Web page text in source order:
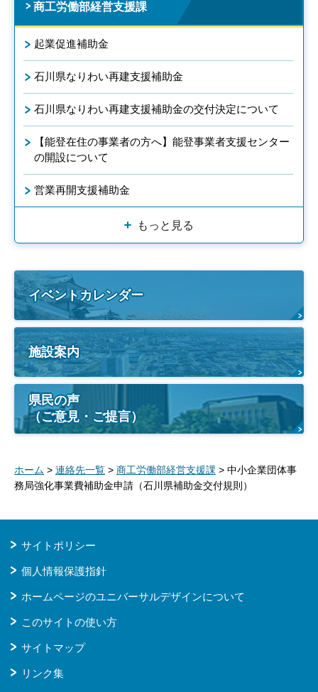
商工労働部経営支援課
起業促進補助金
石川県なりわい再建支援補助金
石川県なりわい再建支援補助金の交付決定について
【能登在住の事業者の方へ】能登事業者支援センター
の開設について
営業再開支援補助金
もっと見る
イベントカレンダー
施設案内
県民の声
（ご意見・ご提言）
ホーム > 連絡先一覧 > 商工労働部経営支援課 > 中小企業団体事
務局強化事業費補助金申請（石川県補助金交付規則）
サイトポリシー
個人情報保護指針
ホームページのユニバーサルデザインについて
このサイトの使い方
サイトマップ
リンク集